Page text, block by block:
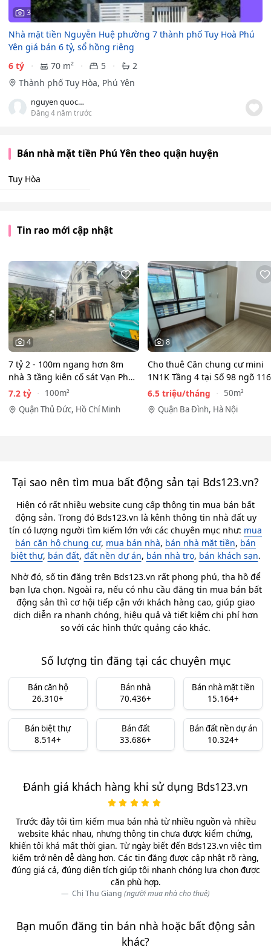
3
Nhà mặt tiền Nguyễn Huệ phường 7 thành phố Tuy Hoà Phú
Yên giá bán 6 tỷ, sổ hồng riêng
6 tỷ
70 m² 5
2
Thành phố Tuy Hòa, Phú Yên
nguyen quoc hung
Đăng 4 năm trước
Bán nhà mặt tiền Phú Yên theo quận huyện
Tuy Hòa
Tin rao mới cập nhật
4
7 tỷ 2 - 100m ngang hơn 8m
nhà 3 tầng kiên cố sát Vạn Phúc
City - HẺM XE HƠI…
7.2 tỷ
100m²
Quận Thủ Đức, Hồ Chí Minh
8
Cho thuê Căn chung cư mini
1N1K Tầng 4 tại Số 98 ngõ 116
Phan Kế Bính, Ba Đình.…
6.5 triệu/tháng
50m²
Quận Ba Đình, Hà Nội
Tại sao nên tìm mua bất động sản tại Bds123.vn?
Hiện có rất nhiều website cung cấp thông tin mua bán bất
động sản. Trong đó Bds123.vn là kênh thông tin nhà đất uy
tín có lượng người tìm kiếm lớn với các chuyên mục như: mua
bán căn hộ chung cư, mua bán nhà, bán nhà mặt tiền, bán
biệt thự, bán đất, đất nền dự án, bán nhà trọ, bán khách sạn.
Nhờ đó, số tin đăng trên Bds123.vn rất phong phú, tha hồ để
bạn lựa chọn. Ngoài ra, nếu có nhu cầu đăng tin mua bán bất
động sản thì cơ hội tiếp cận với khách hàng cao, giúp giao
dịch diễn ra nhanh chóng, hiệu quả và tiết kiệm chi phí hơn
so với các hình thức quảng cáo khác.
Số lượng tin đăng tại các chuyên mục
Bán căn hộ
26.310+
Bán nhà
70.436+
Bán nhà mặt tiền
15.164+
Bán biệt thự
8.514+
Bán đất
33.686+
Bán đất nền dự án
10.324+
Đánh giá khách hàng khi sử dụng Bds123.vn
Trước đây tôi tìm kiếm mua bán nhà từ nhiều nguồn và nhiều
website khác nhau, nhưng thông tin chưa được kiểm chứng,
khiến tôi khá mất thời gian. Từ ngày biết đến Bds123.vn việc tìm
kiếm trở nên dễ dàng hơn. Các tin đăng được cập nhật rõ ràng,
đúng giá cả, đúng diện tích giúp tôi nhanh chóng lựa chọn được
căn phù hợp.
Chị Thu Giang (người mua nhà cho thuê)
Bạn muốn đăng tin bán nhà hoặc bất động sản
khác?